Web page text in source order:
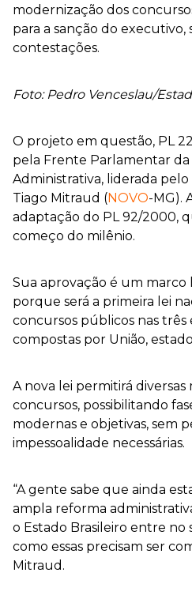
modernização dos
para a sanção do executivo,
contestações.
Foto: Pedro Venceslau/
O projeto em questão, PL
pela Frente Parlamentar da
Administrativa, liderada
Tiago Mitraud (NOVO-MG).
adaptação do PL 92/2000,
começo do milênio.
Sua aprovação é um marco
porque será a primeira lei
concursos públicos nas três
compostas por União,
A nova lei permitirá diversas
concursos, possibilitando
modernas e objetivas, sem
impessoalidade necessárias.
“A gente sabe que ainda
ampla reforma
o Estado Brasileiro entre no
como essas precisam ser
Mitraud.